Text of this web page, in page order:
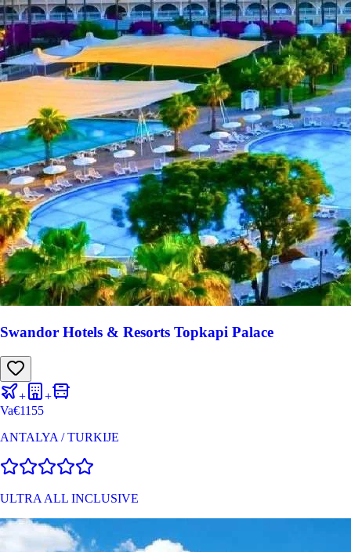
Swandor Hotels & Resorts Topkapi Palace
+
+
Va€1155
ANTALYA /TURKIJE
ULTRA ALL INCLUSIVE